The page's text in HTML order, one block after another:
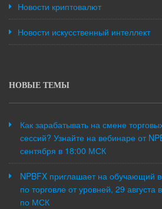
Новости криптовалют
Новости искусственный интеллект
НОВЫЕ ТЕМЫ
Как зарабатывать на смене
сессий? Узнайте на вебинаре от
сентября в 18:00 МСК
NPBFX приглашает на обучающий
по торговле от уровней, 29 августа
по МСК